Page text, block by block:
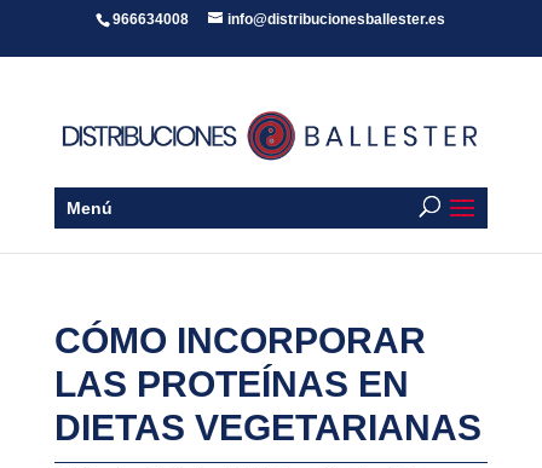
966634008 info@distribucionesballester.es
Menú
CÓMO INCORPORAR
LAS PROTEÍNAS EN
DIETAS VEGETARIANAS